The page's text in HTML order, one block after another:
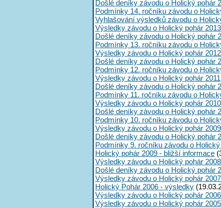
Došlé deníky závodu o Holický pohár
Podmínky 14. ročníku závodu o
Vyhlašování výsledků závodu o
Výsledky závodu o Holický pohár 2013
Došlé deníky závodu o Holický pohár
Podmínky 13. ročníku závodu o
Výsledky závodu o Holický pohár 2012
Došlé deníky závodu o Holický pohár
Podmínky 12. ročníku závodu o
Výsledky závodu o Holický pohár 2011
Došlé deníky závodu o Holický pohár
Podmínky 11. ročníku závodu o
Výsledky závodu o Holický pohár 2010
Došlé deníky závodu o Holický pohár
Podmínky 10. ročníku závodu o
Výsledky závodu o Holický pohár 2009
Došlé deníky závodu o Holický pohár
Podmínky 9. ročníku závodu o
Holický pohár 2009 - bližší informace
Výsledky závodu o Holický pohár 2008
Došlé deníky závodu o Holický pohár
Výsledky závodu o Holický pohár 2007
Holický Pohár 2006 - výsledky
Výsledky závodu o Holický pohár 2006
Výsledky závodu o Holický pohár 2005